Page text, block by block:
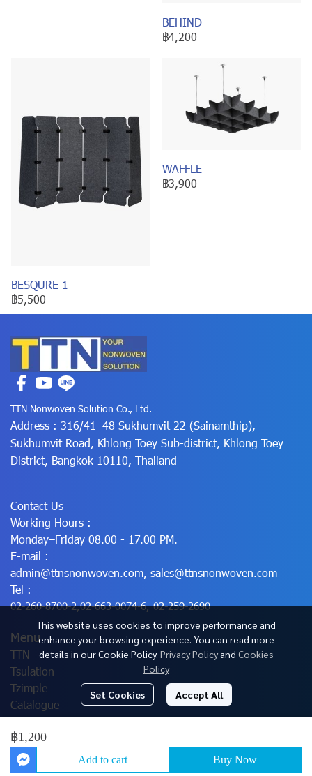
BEHIND
฿4,200
BESQURE 1
฿5,500
WAFFLE
฿3,900
฿1,200
Add to cart Buy Now
This website uses cookies to improve performance and
enhance your browsing experience. You can read more
details in our Cookie Policy. Privacy Policy and Cookies
Policy
Set Cookies Accept All
TTN Nonwoven Solution Co., Ltd.
Address : 316/41–48 Sukhumvit 22 (Sainamthip),
Sukhumvit Road, Khlong Toey Sub-district, Khlong Toey
District, Bangkok 10110, Thailand
Contact Us
Working Hours :
Monday–Friday 08.00 - 17.00 PM.
E-mail :
admin@ttnsnonwoven.com, sales@ttnsnonwoven.com
Tel :
02-260-8700-2,02-663-0074-6,02-259-2690
Menu
TTN
Tsulation
Tzimple
Catalogue